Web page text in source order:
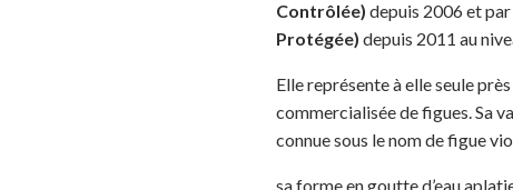
Contrôlée) depuis 2006 et par
Protégée) depuis 2011 au
Elle représente à elle seule
commercialisée de figues. Sa
connue sous le nom de figue
sa forme en goutte d’eau